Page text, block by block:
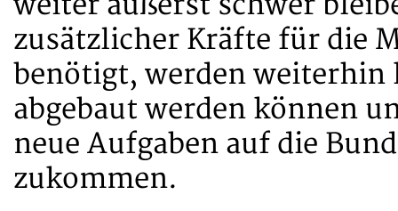
zusätzlicher Kräfte für die
benötigt, werden weiterhin
abgebaut werden können
neue Aufgaben auf die
zukommen.